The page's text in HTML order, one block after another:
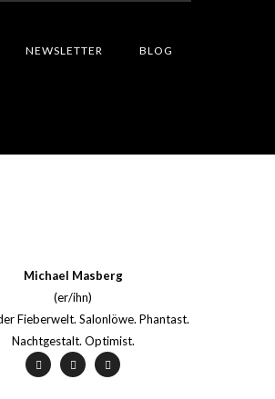
NEWSLETTER BLOG
Michael Masberg
(er/ihn)
Fieberwelt. Salonlöwe. Phantast.
Nachtgestalt. Optimist.